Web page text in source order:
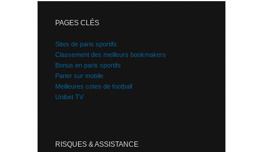
PAGES CLÉS
Sites de paris sportifs
Classement des meilleurs bookmakers
Bonus en paris sportifs
Parier sur mobile
Meilleures cotes de football
Unibet TV
RISQUES & ASSISTANCE